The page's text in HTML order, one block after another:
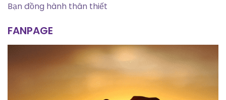
Bạn đồng hành thân thiết
FANPAGE